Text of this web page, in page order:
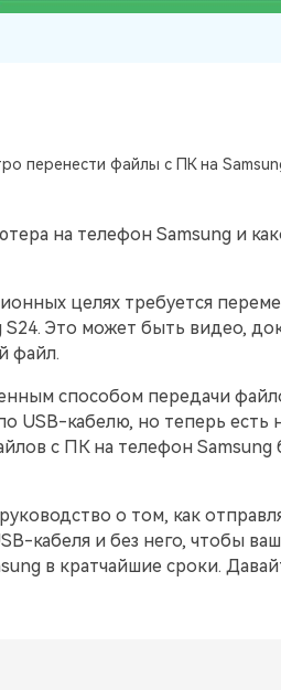
данных iTunes
перенести файлы с ПК на
на телефон Samsung и
целях требуется
Это может быть видео,
файл.
способом передачи
USB-кабелю, но теперь есть
с ПК на телефон Samsung
о том, как
кабеля и без него, чтобы
в кратчайшие сроки.